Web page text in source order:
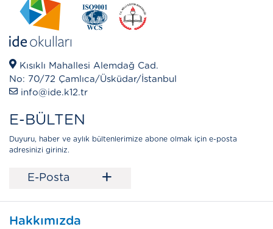
Kısıklı Mahallesi Alemdağ Cad.
No: 70/72 Çamlıca/Üsküdar/İstanbul
info@ide.k12.tr
E-BÜLTEN
Duyuru, haber ve aylık bültenlerimize abone olmak için e-posta
adresinizi giriniz.
E-Posta +
Hakkımızda